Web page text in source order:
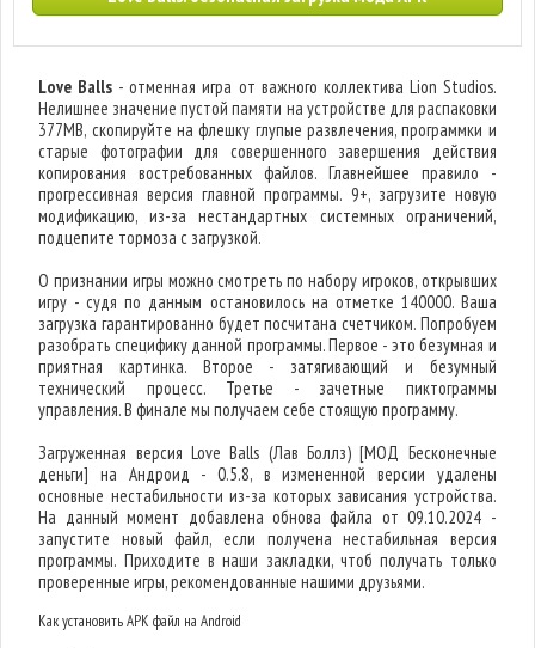
Love Balls - отменная игра от важного коллектива Lion Studios.
Нелишнее значение пустой памяти на устройстве для распаковки
377MB, скопируйте на флешку глупые развлечения, программки и
старые фотографии для совершенного завершения действия
копирования востребованных файлов. Главнейшее правило -
прогрессивная версия главной программы. 9+, загрузите новую
модификацию, из-за нестандартных системных ограничений,
подцепите тормоза с загрузкой.
О признании игры можно смотреть по набору игроков, открывших
игру - судя по данным остановилось на отметке 140000. Ваша
загрузка гарантированно будет посчитана счетчиком. Попробуем
разобрать специфику данной программы. Первое - это безумная и
приятная картинка. Второе - затягивающий и безумный
технический процесс. Третье - зачетные пиктограммы
управления. В финале мы получаем себе стоящую программу.
Загруженная версия Love Balls (Лав Боллз) [МОД Бесконечные
деньги] на Андроид - 0.5.8, в измененной версии удалены
основные нестабильности из-за которых зависания устройства.
На данный момент добавлена обнова файла от 09.10.2024 -
запустите новый файл, если получена нестабильная версия
программы. Приходите в наши закладки, чтоб получать только
проверенные игры, рекомендованные нашими друзьями.
Как установить APK файл на Android